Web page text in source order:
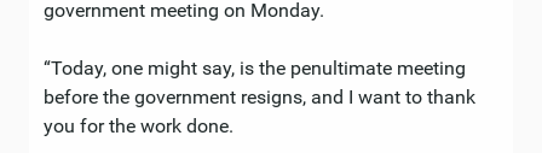
government meeting on Monday.
“Today, one might say, is the penultimate meeting
before the government resigns, and I want to thank
you for the work done.